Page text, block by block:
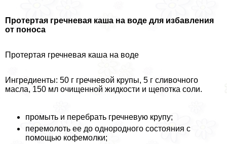
Протертая гречневая каша на воде для избавления
от поноса
Протертая гречневая каша на воде
Ингредиенты: 50 г гречневой крупы, 5 г сливочного
масла, 150 мл очищенной жидкости и щепотка соли.
промыть и перебрать гречневую крупу;
перемолоть ее до однородного состояния с
помощью кофемолки;